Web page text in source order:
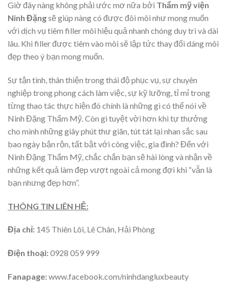
Giờ đây nàng không phải ước mơ nữa bởi Thẩm mỹ viện
Ninh Đặngsẽ giúp nàng có được đôi môi như mong muốn
với dịch vụ tiêm filler môi hiệu quả nhanh chóng duy trì và dài
lâu. Khi filler được tiêm vào môi sẽ lập tức thay đổi dáng môi
đẹp theo ý bạn mong muốn.
Sự tận tình, thân thiện trong thái độ phục vụ, sự chuyên
nghiệp trong phong cách làm việc, sự kỹ lưỡng, tỉ mỉ trong
từng thao tác thực hiện đó chính là những gì có thể nói về
Ninh Đặng Thẩm Mỹ. Còn gì tuyệt vời hơn khi tự thưởng
cho mình những giây phút thư giãn, tút tát lại nhan sắc sau
bao ngày bận rộn, tất bật với công việc, gia đình? Đến với
Ninh Đặng Thẩm Mỹ, chắc chắn bạn sẽ hài lòng và nhận về
những kết quả làm đẹp vượt ngoài cả mong đợi khi “vẫn là
bạn nhưng đẹp hơn”.
THÔNG TIN LIÊN HỆ:
Địa chỉ: 145 Thiên Lôi, Lê Chân, Hải Phòng
Điện thoại:0928 059 999
Fanapage:www.facebook.com/ninhdangluxbeauty